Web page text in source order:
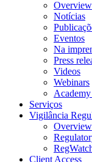
Overview
Notícias
Eventos
Na
Press
Videos
Webinars
Academy
Serviços
Vigilância
Overview
Client Access